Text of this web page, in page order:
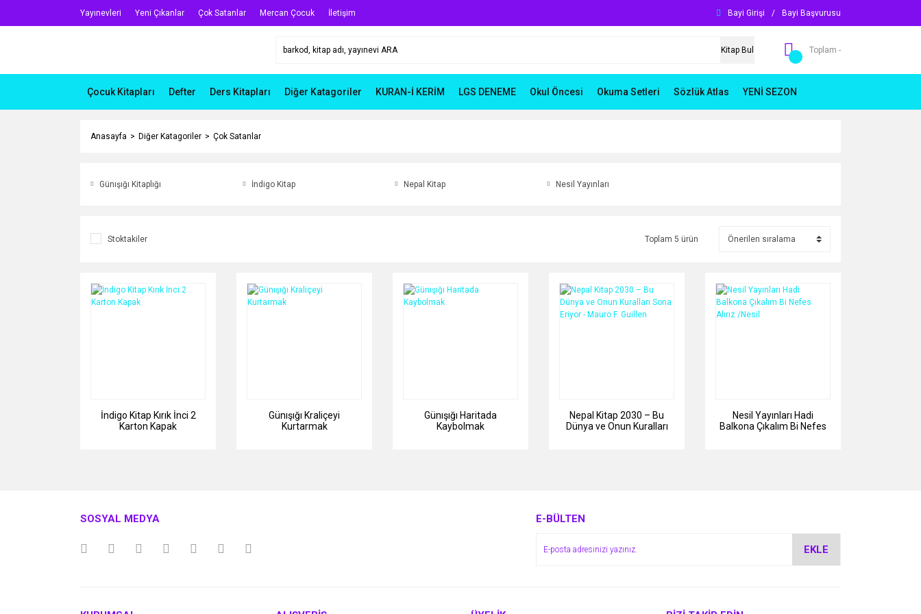
Yayınevleri Yeni Çıkanlar Çok Satanlar Mercan Çocuk İletişim Bayi Girişi / Bayi Başvurusu
Kitap Bul Toplam -
Çocuk Kitapları Defter Ders Kitapları Diğer Katagoriler KURAN-İ KERİM LGS DENEME Okul Öncesi Okuma Setleri Sözlük Atlas YENİ SEZON
Anasayfa Diğer Katagoriler Çok Satanlar
Günışığı Kitaplığı İndigo Kitap Nepal Kitap Nesil Yayınları
Stoktakiler Toplam 5 ürün
İndigo Kitap Kırık İnci 2
Karton Kapak
Günışığı Kraliçeyi
Kurtarmak
Günışığı Haritada
Kaybolmak
Nepal Kitap 2030 – Bu
Dünya ve Onun Kuralları
Nesil Yayınları Hadi
Balkona Çıkalım Bi Nefes
SOSYAL MEDYA E-BÜLTEN
EKLE